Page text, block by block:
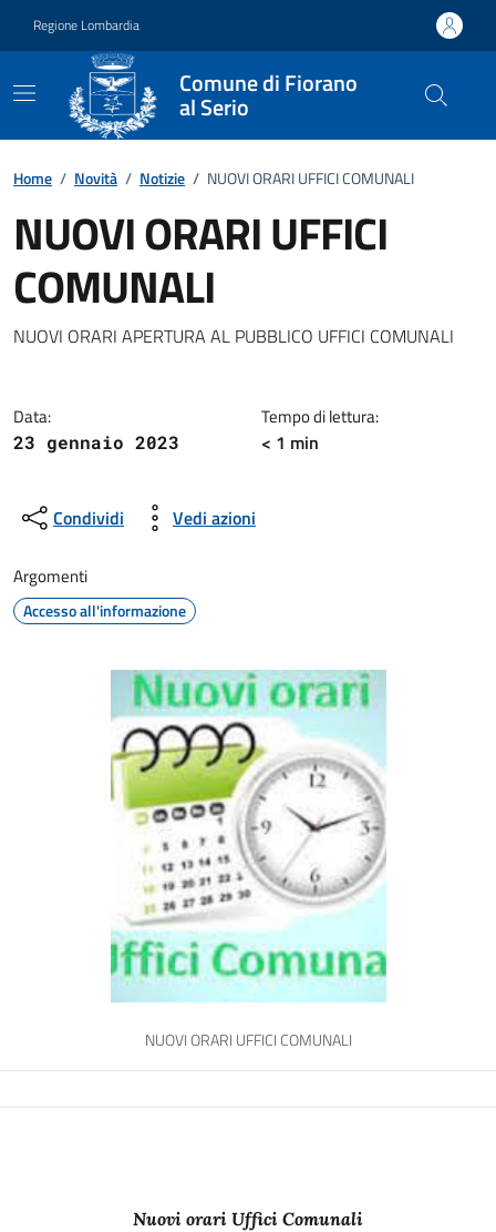
Regione Lombardia
Comune di Fiorano
al Serio
Home / Novità / Notizie / NUOVI ORARI UFFICI COMUNALI
NUOVI ORARI UFFICI
COMUNALI
Dettagli della notizia
NUOVI ORARI APERTURA AL PUBBLICO UFFICI COMUNALI
Data:
23 gennaio 2023
Tempo di lettura:
< 1 min
Condividi Vedi azioni
Argomenti
Accesso all'informazione
NUOVI ORARI UFFICI COMUNALI
Nuovi orari Uffici Comunali